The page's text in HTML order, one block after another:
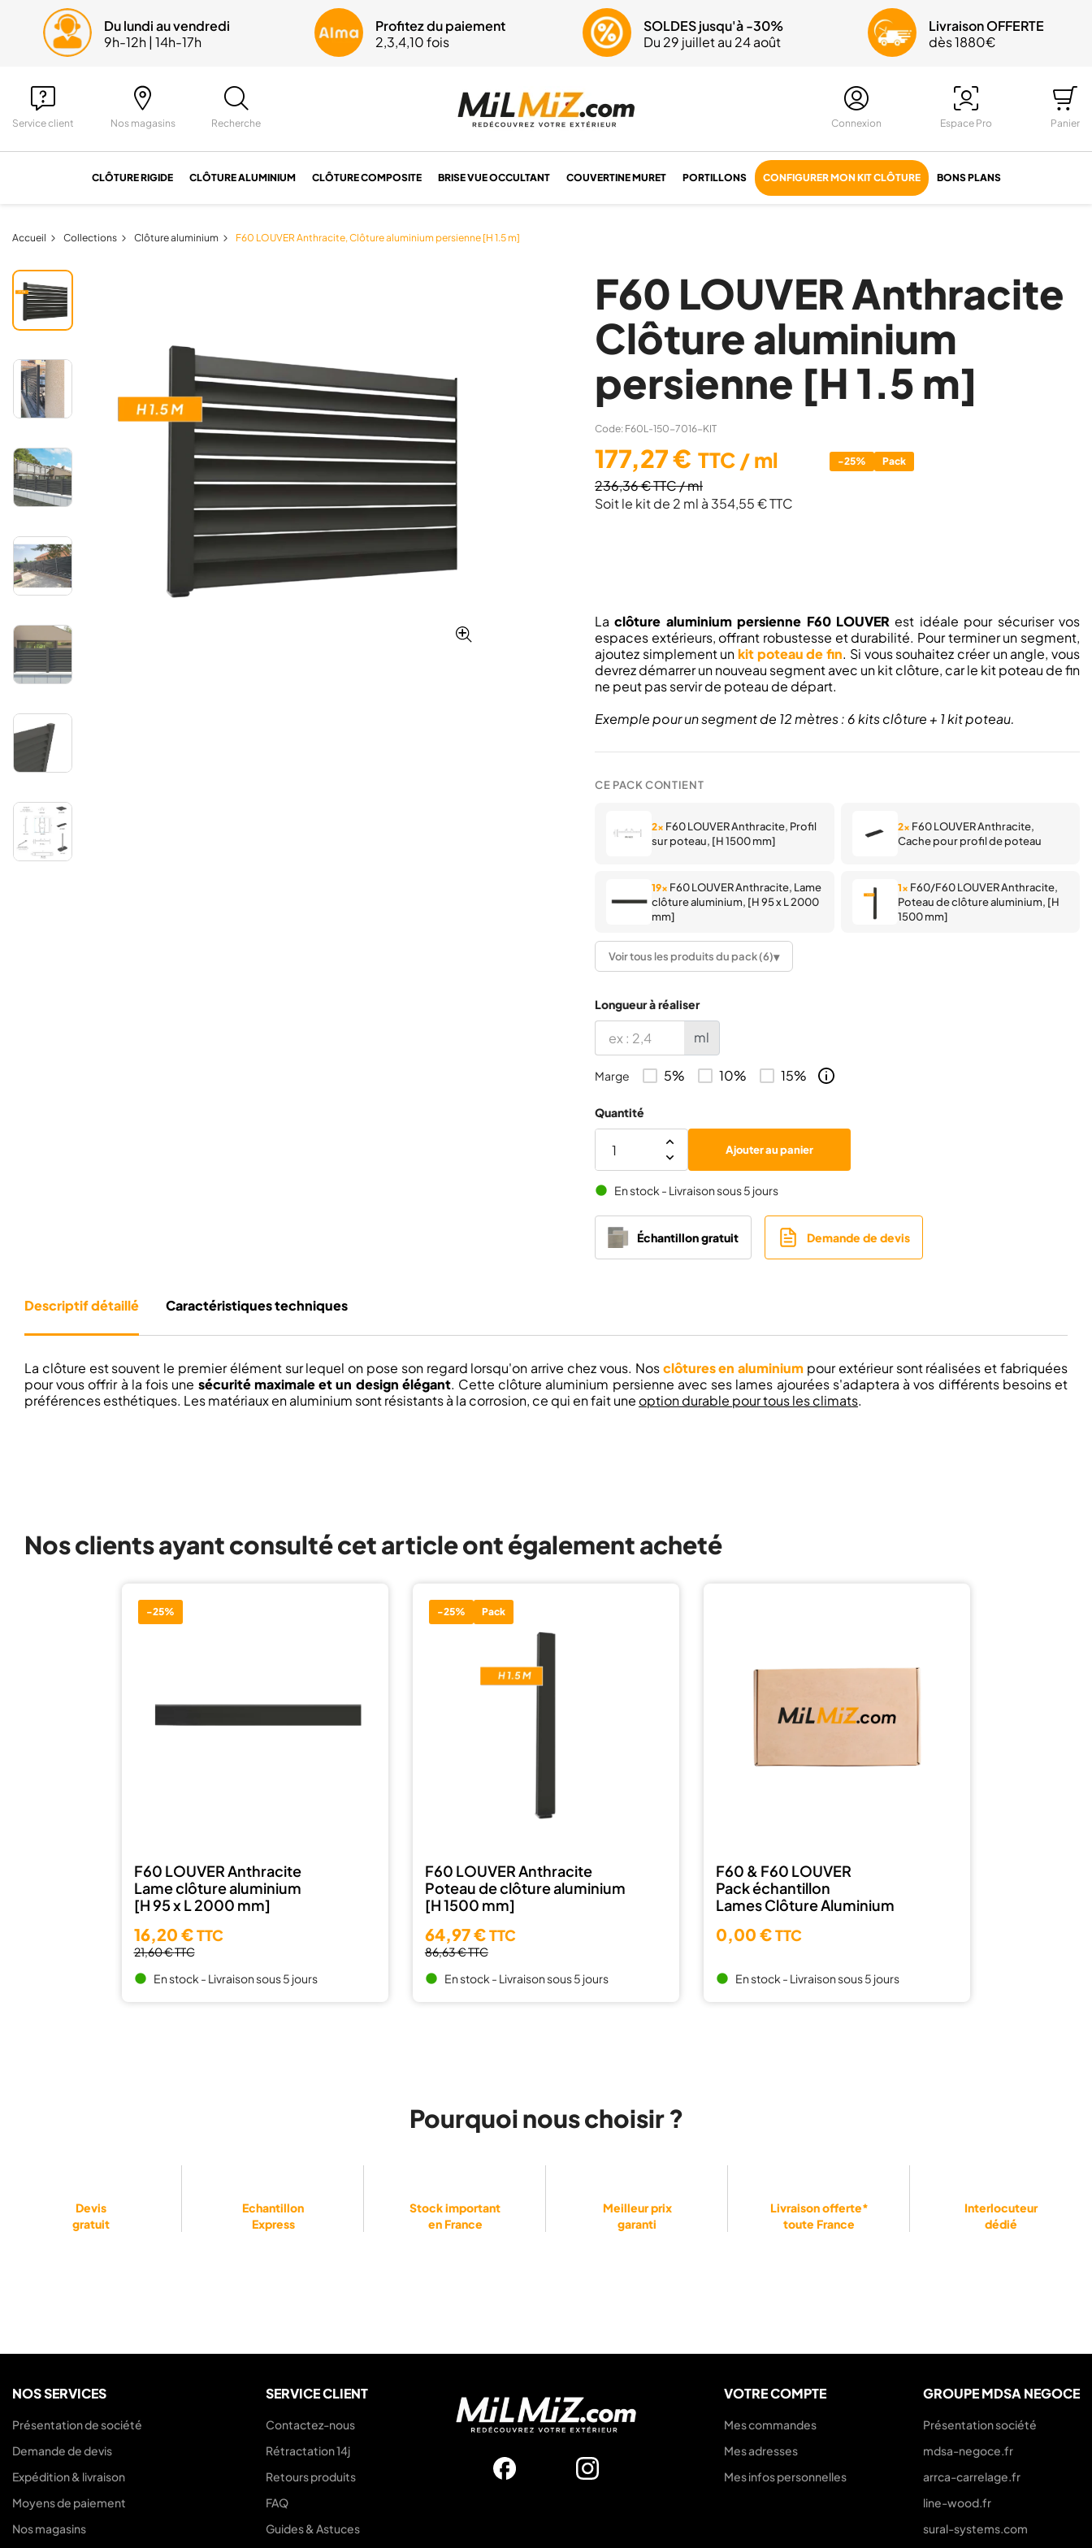
Du lundi au vendredi
9h-12h | 14h-17h
Une question ? Un conseil ?
04 37 61 68 17
Du lundi au vendredi
9h-12h | 14h-17h
Profitez du paiement
2,3,4,10 fois
SOLDES jusqu'à -30%
Du 29 juillet au 24 août
Livraison OFFERTE
dès 1880€
Livraison OFFERTE
dès 1880€
Nos magasins
Service client Recherche Espace Pro
Connexion Panier
CLÔTURE RIGIDE CLÔTURE ALUMINIUM CLÔTURE COMPOSITE BRISE VUE OCCULTANT COUVERTINE MURET PORTILLONS CONFIGURER MON KIT CLÔTURE BONS PLANS
Accueil Collections Clôture aluminium F60 LOUVER Anthracite, Clôture aluminium persienne [H 1.5 m]
F60 LOUVER Anthracite
Clôture aluminium
persienne [H 1.5 m]
Code: F60L-150-7016-KIT
177,27 € TTC / ml -25% Pack
236,36 €TTC/ ml
Soit le kit de 2 ml à 354,55 € TTC
Laclôture aluminium persienne F60 LOUVER est idéale pour sécuriser vos
espaces extérieurs, offrant robustesse et durabilité. Pour terminer un segment,
ajoutez simplement unkit poteau de fin. Si vous souhaitez créer un angle, vous
devrez démarrer un nouveau segment avec un kit clôture, car le kit poteau de fin
ne peut pas servir de poteau de départ.
Exemple pour un segment de 12 mètres : 6 kits clôture + 1 kit poteau.
CE PACK CONTIENT
2× F60 LOUVER Anthracite, Profil
sur poteau, [H 1500 mm]
2× F60 LOUVER Anthracite,
Cache pour profil de poteau
19× F60 LOUVER Anthracite, Lame
clôture aluminium, [H 95 x L 2000
mm]
1× F60/F60 LOUVER Anthracite,
Poteau de clôture aluminium, [H
1500 mm]
1×F60/F60 LOUVER, Cache pour
Voir tous les produits du pack (6)▾
Longueur à réaliser
ml
Marge 5% 10% 15%
Quantité
Ajouter au panier
brightness_1 En stock - Livraison sous 5 jours
Échantillon gratuit Demande de devis
Descriptif détaillé Caractéristiques techniques
La clôture est souvent le premier élément sur lequel on pose son regard lorsqu'on arrive chez vous. Nos clôtures en aluminium pour extérieur sont réalisées et fabriquées
pour vous offrir à la fois une sécurité maximale et un design élégant. Cette clôture aluminium persienne avec ses lames ajourées s'adaptera à vos différents besoins et
préférences esthétiques. Les matériaux en aluminium sont résistants à la corrosion, ce qui en fait une option durable pour tous les climats.
Nos clients ayant consulté cet article ont également acheté
-25%
F60 LOUVER Anthracite
Lame clôture aluminium
[H 95 x L 2000 mm]
16,20 €TTC
21,60 €TTC
brightness_1 En stock - Livraison sous 5 jours
-25% Pack
F60 LOUVER Anthracite
Poteau de clôture aluminium
[H 1500 mm]
64,97 €TTC
86,63 €TTC
brightness_1 En stock - Livraison sous 5 jours
F60 & F60 LOUVER
Pack échantillon
Lames Clôture Aluminium
0,00 €TTC
brightness_1 En stock - Livraison sous 5 jours
Pourquoi nous choisir ?
Devis
gratuit
Echantillon
Express
Stock important
en France
Meilleur prix
garanti
Livraison offerte*
toute France
Interlocuteur
dédié
NOS SERVICES
Présentation de société
Demande de devis
Expédition & livraison
Moyens de paiement
Nos magasins
SERVICE CLIENT
Contactez-nous
Rétractation 14j
Retours produits
FAQ
Guides & Astuces
VOTRE COMPTE
Mes commandes
Mes adresses
Mes infos personnelles
GROUPE MDSA NEGOCE
Présentation société
mdsa-negoce.fr
arrca-carrelage.fr
line-wood.fr
sural-systems.com